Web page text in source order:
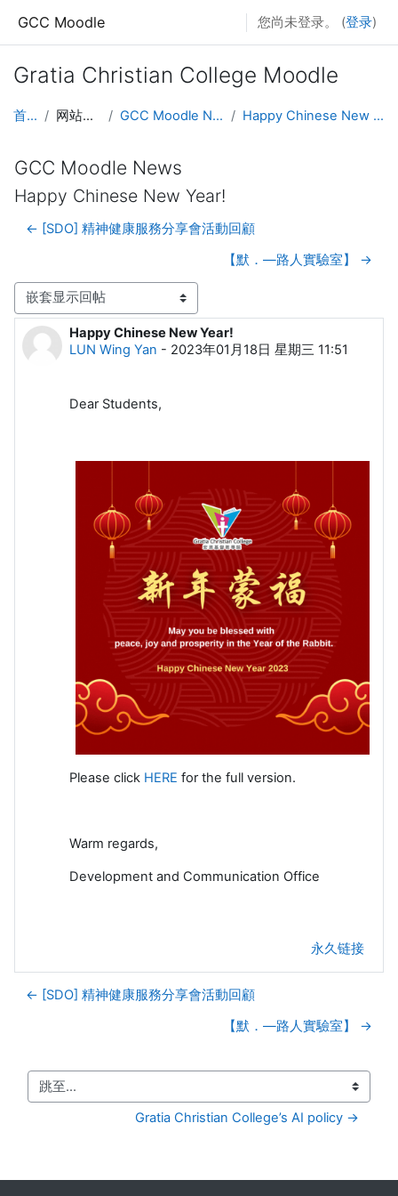
GCC Moodle 您尚未登录。 (登录)
Gratia Christian College Moodle
首页 网站页面 GCC Moodle News Happy Chinese New Year!
GCC Moodle News
Happy Chinese New Year!
← [SDO] 精神健康服務分享會活動回顧
【默．—路人實驗室】 →
显示模式
Happy Chinese New Year!
LUN Wing Yan - 2023年01月18日 星期三 11:51
回帖数：0
Dear Students,
Please click HERE for the full version.
Warm regards,
Development and Communication Office
永久链接
← [SDO] 精神健康服務分享會活動回顧
【默．—路人實驗室】 →
跳至...
Gratia Christian College’s AI policy →